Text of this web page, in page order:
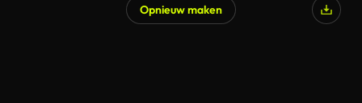
Opnieuw maken